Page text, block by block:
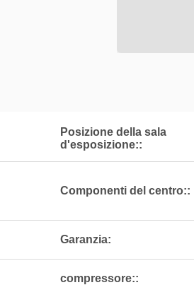
Posizione della sala
d'esposizione::
Componenti del centro::
Garanzia:
compressore::